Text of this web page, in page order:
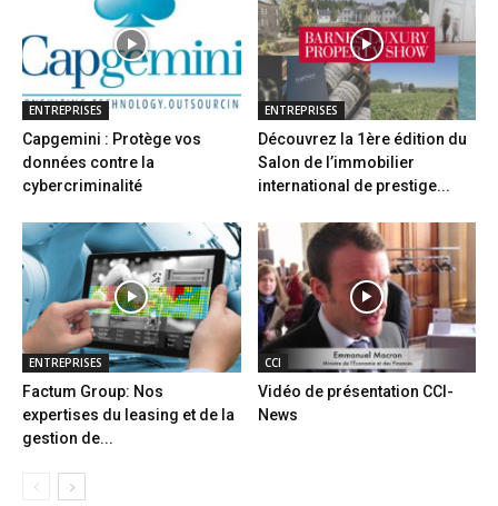
ENTREPRISES
Capgemini : Protège vos
données contre la
cybercriminalité
ENTREPRISES
Découvrez la 1ère édition du
Salon de l’immobilier
international de prestige...
ENTREPRISES
Factum Group: Nos
expertises du leasing et de la
gestion de...
CCI
Vidéo de présentation CCI-
News